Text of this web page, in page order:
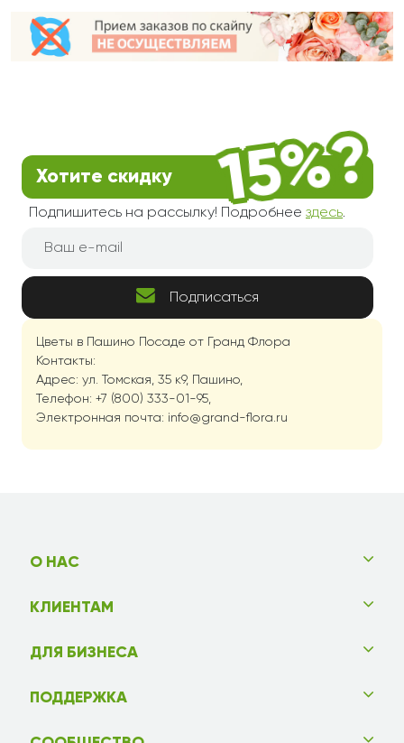
Цветы в Пашино Посаде от Гранд Флора
Контакты:
Адрес: ул. Томская, 35 к9, Пашино,
Телефон: +7 (800) 333-01-95,
Электронная почта: info@grand-flora.ru
Хотите скидку
Подпишитесь на рассылку! Подробнее здесь.
Подписаться
О НАС
КЛИЕНТАМ
ДЛЯ БИЗНЕСА
ПОДДЕРЖКА